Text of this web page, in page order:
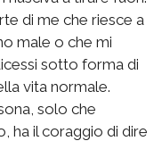
di me che riesce a
male o che mi
sotto forma di
vita normale.
solo che
ha il coraggio di dire